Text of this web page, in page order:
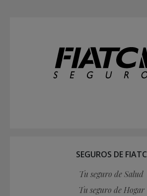
SEGUROS DE FIATC
Tu seguro de Salud
Tu seguro de Hogar